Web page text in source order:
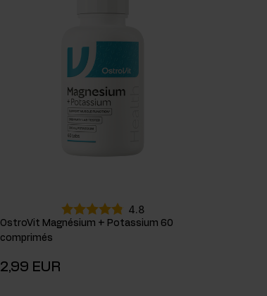
4.8
OstroVit Magnésium + Potassium 60
comprimés
2,99 EUR